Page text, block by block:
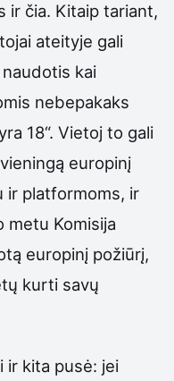
ir čia. Kitaip tariant,
ateityje gali
kai
nebepakaks
18“. Vietoj to gali
europinį
ir platformoms, ir
metu Komisija
europinį požiūrį,
kurti savų
ir kita pusė: jei